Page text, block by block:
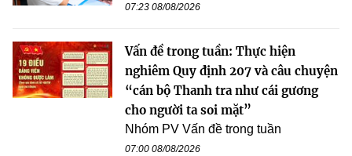
07:23 08/08/2026
Vấn đề trong tuần: Thực hiện
nghiêm Quy định 207 và câu chuyện
“cán bộ Thanh tra như cái gương
cho người ta soi mặt”
Nhóm PV Vấn đề trong tuần
07:00 08/08/2026